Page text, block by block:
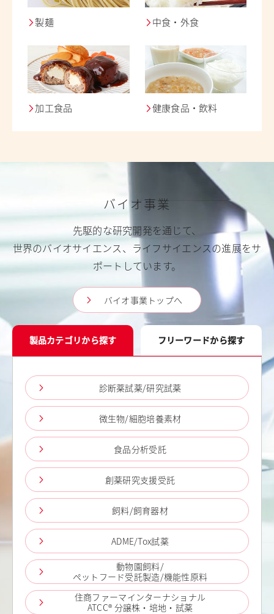
製麺 中食・外食
加工食品 健康食品・飲料
バイオ事業
先駆的な研究開発を通じて、
世界のバイオサイエンス、ライフサイエンスの進展をサ
ポートしています。
バイオ事業トップへ
製品カテゴリから探す フリーワードから探す
診断薬試薬/研究試薬
微生物/細胞培養素材
食品分析受託
創薬研究支援受託
飼料/飼育器材
ADME/Tox試薬
動物園飼料/
ペットフード受託製造/機能性原料
住商ファーマインターナショナル
ATCC® 分譲株・培地・試薬